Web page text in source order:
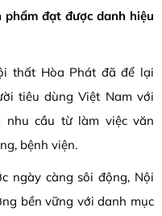
đạt được danh hiệu
thất Hòa Phát đã để lại
tiêu dùng Việt Nam với
nhu cầu từ làm việc văn
bệnh viện.
ngày càng sôi động, Nội
bền vững với danh mục